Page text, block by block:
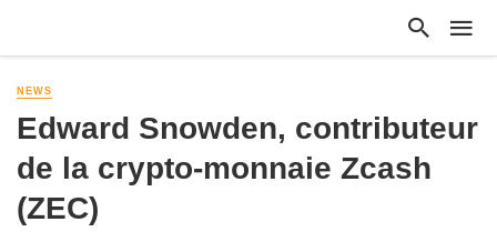
NEWS
Edward Snowden, contributeur
de la crypto-monnaie Zcash
(ZEC)